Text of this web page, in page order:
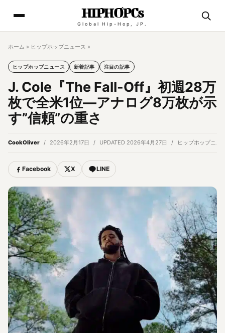
HIPHOPCs
Global Hip-Hop, JP.
ホーム » ヒップホップニュース »
ヒップホップニュース 新着記事 注目の記事
J. Cole『The Fall-Off』初週28万
枚で全米1位―アナログ8万枚が示
す”信頼”の重さ
CookOliver 2026年2月17日 UPDATED 2026年4月27日 ヒップホップニュ
Facebook X LINE